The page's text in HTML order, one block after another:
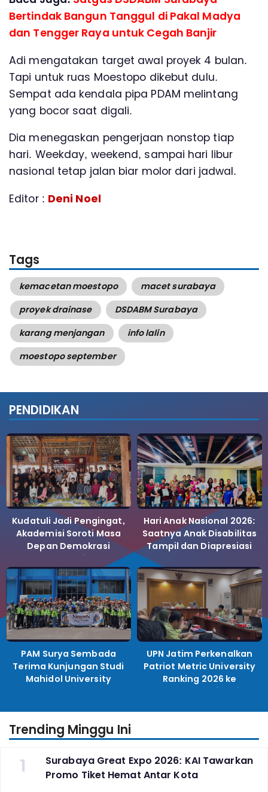
Bertindak Bangun Tanggul di Pakal Madya
dan Tengger Raya untuk Cegah Banjir
Adi mengatakan target awal proyek 4 bulan.
Tapi untuk ruas Moestopo dikebut dulu.
Sempat ada kendala pipa PDAM melintang
yang bocor saat digali.
Dia menegaskan pengerjaan nonstop tiap
hari. Weekday, weekend, sampai hari libur
nasional tetap jalan biar molor dari jadwal.
Editor : Deni Noel
Tags
kemacetan moestopo
macet surabaya
proyek drainase
DSDABM Surabaya
karang menjangan
info lalin
moestopo september
PENDIDIKAN
Kudatuli Jadi Pengingat,
Akademisi Soroti Masa
Depan Demokrasi
Indonesia
Hari Anak Nasional 2026:
Saatnya Anak Disabilitas
Tampil dan Diapresiasi
PAM Surya Sembada
Terima Kunjungan Studi
Mahidol University
UPN Jatim Perkenalkan
Patriot Metric University
Ranking 2026 ke
Perguruan Tinggi
Trending Minggu Ini
1
Surabaya Great Expo 2026: KAI Tawarkan
Promo Tiket Hemat Antar Kota